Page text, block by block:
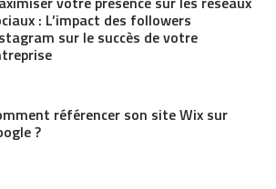
: L’impact des followers
sur le succès de votre
référencer son site Wix sur
?